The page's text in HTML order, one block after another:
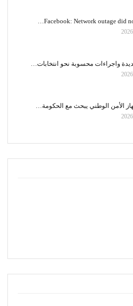
Facebook: Network outage did
واجراءات محسوبة نحو انتخابات…
الأمن الوطني يبحث مع الحكومة…